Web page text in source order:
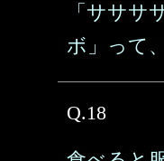
「サササ
ボ」って
Q.18